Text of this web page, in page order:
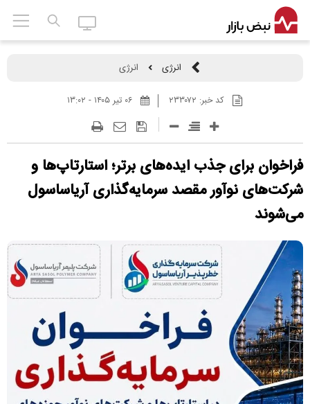
انرژی انرژی
کد خبر: ۲۳۳۰۷۲ ۰۶ تير ۱۴۰۵ - ۱۳:۰۲
فراخوان برای جذب ایده‌های برتر؛ استارتاپ‌ها و
شرکت‌های نوآور مقصد سرما‌یه‌گذاری آریاساسول
می‌شوند